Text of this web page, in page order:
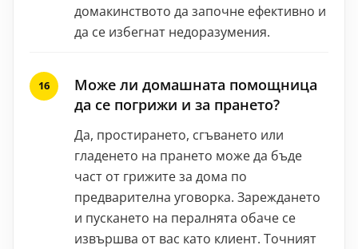
домакинството да започне ефективно и
да се избегнат недоразумения.
Може ли домашната помощница
да се погрижи и за прането?
Да, простирането, сгъването или
гладенето на прането може да бъде
част от грижите за дома по
предварителна уговорка. Зареждането
и пускането на пералнята обаче се
извършва от вас като клиент. Точният